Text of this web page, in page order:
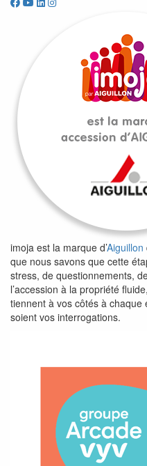
imoja est la marque d’Aiguillon
que nous savons que cette
stress, de questionnements,
l’accession à la propriété
tiennent à vos côtés à
soient vos interrogations.